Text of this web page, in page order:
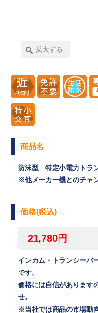
拡大する
商品名
防沫型 特定小電力トラ
※他メーカー機とのチャ
価格(税込)
21,780円
インカム・トランシーバ
です。
価格には自信があります
せ。
※当社では商品の市場動